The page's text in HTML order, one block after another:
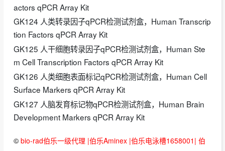
actors qPCR Array Kit
GK124 人类转录因子qPCR检测试剂盒，Human Transcrip
tion Factors qPCR Array Kit
GK125 人干细胞转录因子qPCR检测试剂盒，Human Ste
m Cell Transcription Factors qPCR Array Kit
GK126 人类细胞表面标记qPCR检测试剂盒，Human Cell
Surface Markers qPCR Array Kit
GK127 人脑发育标记物qPCR检测试剂盒，Human Brain
Development Markers qPCR Array Kit
© bio-rad伯乐一级代理 |伯乐Aminex |伯乐电泳槽1658001| 伯